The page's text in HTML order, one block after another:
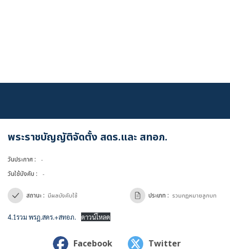
พระราชบัญญัติจัดตั้ง สดร.และ สทอภ.
วันประกาศ : -
วันใช้บังคับ : -
สถานะ : มีผลบังคับใช้ ประเภท : รวมกฎหมายลูกบท
4.1รวม พรฎ.สดร.+สทอภ. ดาวน์โหลด
Facebook
Twitter